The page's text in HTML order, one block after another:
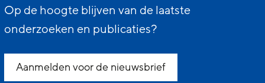
Op de hoogte blijven van de laatste
onderzoeken en publicaties?
Aanmelden voor de nieuwsbrief